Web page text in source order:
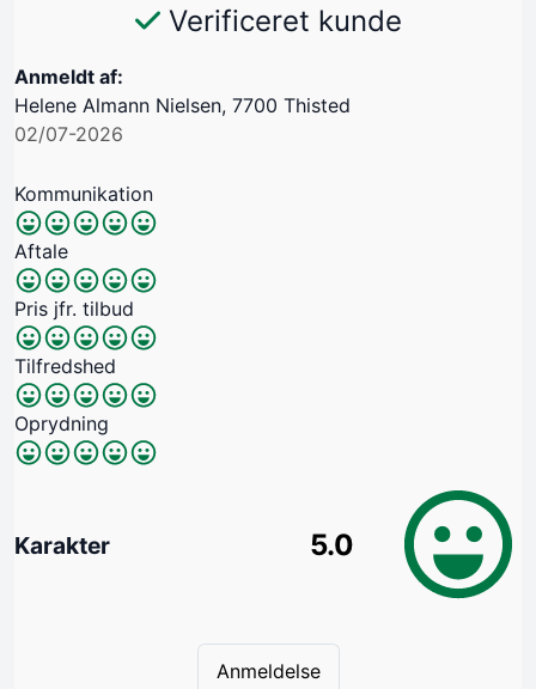
Verificeret kunde
Anmeldt af:
Helene Almann Nielsen, 7700 Thisted
02/07-2026
Kommunikation
Aftale
Pris jfr. tilbud
Tilfredshed
Oprydning
Karakter 5.0
Anmeldelse